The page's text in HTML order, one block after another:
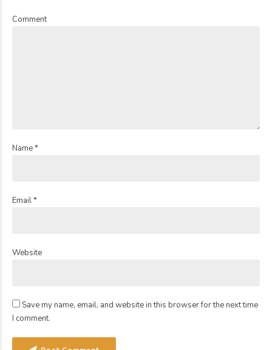
Comment
Name *
Email *
Website
Save my name, email, and website in this browser for the next time
I comment.